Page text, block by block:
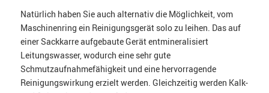
Natürlich haben Sie auch alternativ die Möglichkeit, vom
Maschinenring ein Reinigungsgerät solo zu leihen. Das auf
einer Sackkarre aufgebaute Gerät entmineralisiert
Leitungswasser, wodurch eine sehr gute
Schmutzaufnahmefähigkeit und eine hervorragende
Reinigungswirkung erzielt werden. Gleichzeitig werden Kalk-